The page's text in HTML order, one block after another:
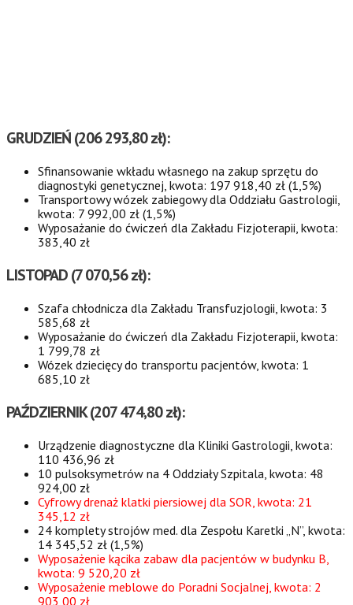
GRUDZIEŃ (206 293,80 zł):
Sfinansowanie wkładu własnego na zakup sprzętu do
diagnostyki genetycznej, kwota: 197 918,40 zł (1,5%)
Transportowy wózek zabiegowy dla Oddziału Gastrologii,
kwota: 7 992,00 zł (1,5%)
Wyposażanie do ćwiczeń dla Zakładu Fizjoterapii, kwota:
383,40 zł
LISTOPAD (7 070,56 zł):
Szafa chłodnicza dla Zakładu Transfuzjologii, kwota: 3
585,68 zł
Wyposażanie do ćwiczeń dla Zakładu Fizjoterapii, kwota:
1 799,78 zł
Wózek dziecięcy do transportu pacjentów, kwota: 1
685,10 zł
PAŹDZIERNIK (207 474,80 zł):
Urządzenie diagnostyczne dla Kliniki Gastrologii, kwota:
110 436,96 zł
10 pulsoksymetrów na 4 Oddziały Szpitala, kwota: 48
924,00 zł
Cyfrowy drenaż klatki piersiowej dla SOR, kwota: 21
345,12 zł
24 komplety strojów med. dla Zespołu Karetki „N”, kwota:
14 345,52 zł (1,5%)
Wyposażenie kącika zabaw dla pacjentów w budynku B,
kwota: 9 520,20 zł
Wyposażenie meblowe do Poradni Socjalnej, kwota: 2
903,00 zł